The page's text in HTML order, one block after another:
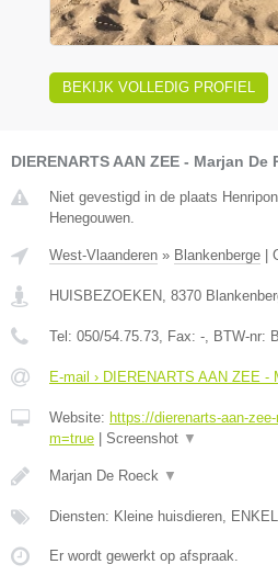
BEKIJK VOLLEDIG PROFIEL
DIERENARTS AAN ZEE - Marjan De
Niet gevestigd in de plaats
Henegouwen.
West-Vlaanderen » Blankenberge
HUISBEZOEKEN, 8370
Tel: 050/54.75.73, Fax: -, BTW-nr:
E-mail › DIERENARTS AAN ZEE -
Website: https://dierenarts-aan-
m=true
Screenshot ▼
Marjan De Roeck ▼
Diensten: Kleine huisdieren,
Er wordt gewerkt op afspraak.